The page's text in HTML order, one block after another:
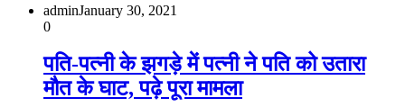
adminJanuary 30, 2021
0
पति-पत्नी के झगड़े में पत्नी ने पति को उतारा
मौत के घाट, पढ़े पूरा मामला